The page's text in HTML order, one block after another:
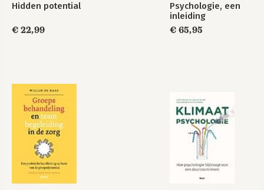
Hidden potential
€ 22,99
Psychologie, een
inleiding
€ 65,95